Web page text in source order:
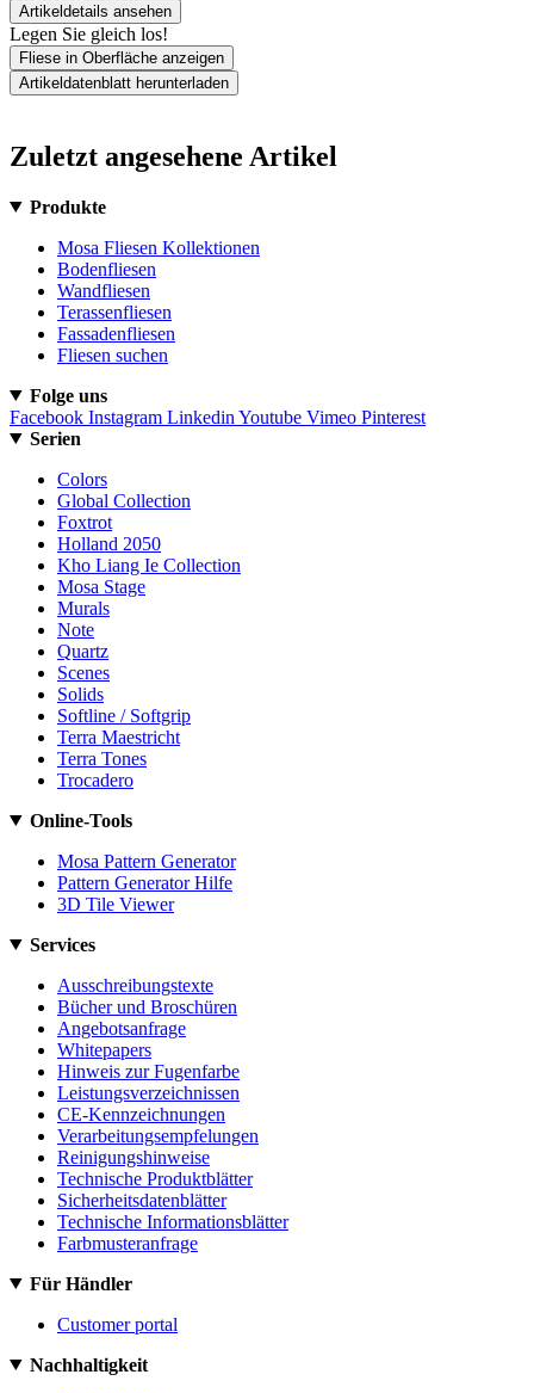
Artikeldetails ansehen
Legen Sie gleich los!
Fliese in Oberfläche anzeigen
Artikeldatenblatt herunterladen
Zuletzt angesehene Artikel
Produkte
Mosa Fliesen Kollektionen
Bodenfliesen
Wandfliesen
Terassenfliesen
Fassadenfliesen
Fliesen suchen
Folge uns
Facebook Instagram Linkedin Youtube Vimeo Pinterest
Serien
Colors
Global Collection
Foxtrot
Holland 2050
Kho Liang Ie Collection
Mosa Stage
Murals
Note
Quartz
Scenes
Solids
Softline / Softgrip
Terra Maestricht
Terra Tones
Trocadero
Online-Tools
Mosa Pattern Generator
Pattern Generator Hilfe
3D Tile Viewer
Services
Ausschreibungstexte
Bücher und Broschüren
Angebotsanfrage
Whitepapers
Hinweis zur Fugenfarbe
Leistungsverzeichnissen
CE-Kennzeichnungen
Verarbeitungsempfelungen
Reinigungshinweise
Technische Produktblätter
Sicherheitsdatenblätter
Technische Informationsblätter
Farbmusteranfrage
Für Händler
Customer portal
Nachhaltigkeit